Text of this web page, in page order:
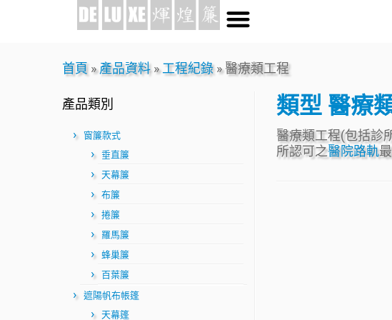
首頁 » 產品資料 » 工程紀錄 » 醫療類工程
產品類別
窗簾款式
垂直簾
天幕簾
布簾
捲簾
羅馬簾
蜂巢簾
百葉簾
遮陽帆布帳篷
天幕篷
類型 醫療
醫療類工程(包括診
所認可之醫院路軌